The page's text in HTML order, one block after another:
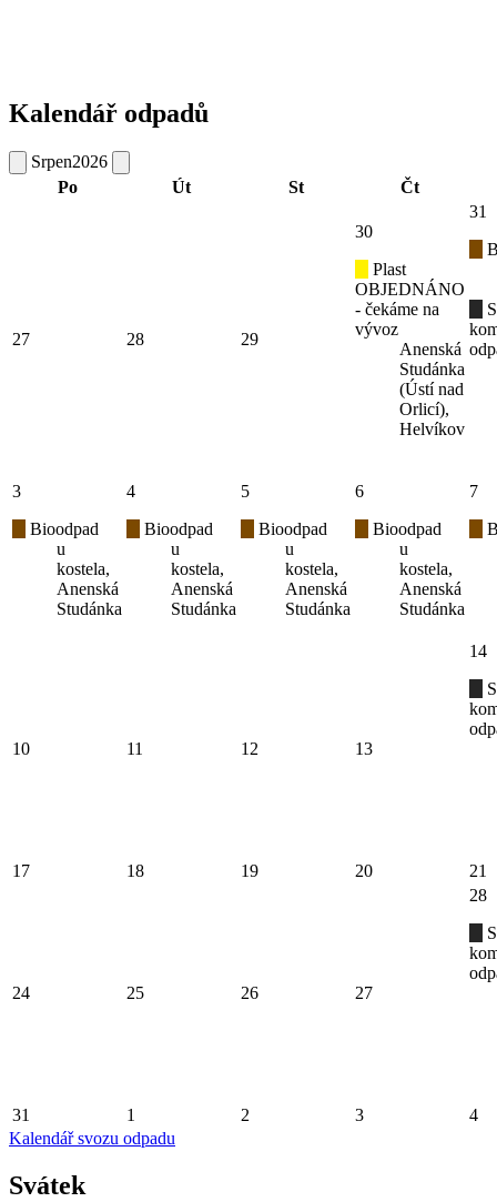
Kalendář odpadů
Srpen2026
Po
Út St Čt
27 28 29
30
Plast
OBJEDNÁNO
- čekáme na
vývoz
Anenská
Studánka
(Ústí nad
Orlicí),
Helvíkov
31
3
Bioodpad
u
kostela,
Anenská
Studánka
4
Bioodpad
u
kostela,
Anenská
Studánka
5
Bioodpad
u
kostela,
Anenská
Studánka
6
Bioodpad
u
kostela,
Anenská
Studánka
7
10 11 12 13
14
17 18 19 20 21
24 25 26 27
28
31 1 2 3
4
Kalendář svozu odpadu
Svátek